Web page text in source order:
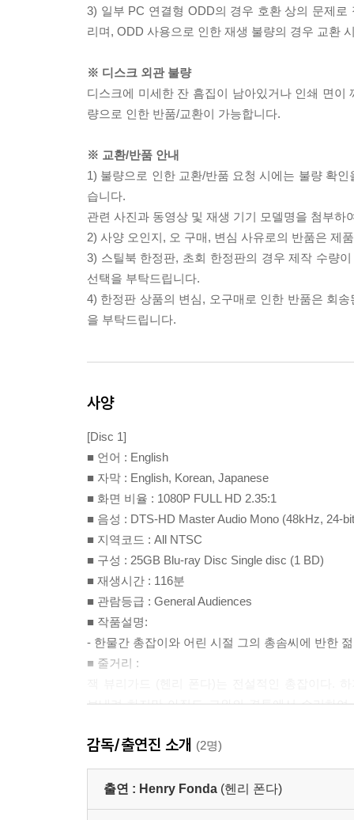
3) 일부 PC 연결형 ODD의 경우 호환 상의 문제
리며, ODD 사용으로 인한 재생 불량의 경우 교환
※ 디스크 외관 불량
디스크에 미세한 잔 흠집이 남아있거나 인쇄 면
량으로 인한 반품/교환이 가능합니다.
※ 교환/반품 안내
1) 불량으로 인한 교환/반품 요청 시에는 불량 확
습니다.
관련 사진과 동영상 및 재생 기기 모델명을 첨부하
2) 사양 오인지, 오 구매, 변심 사유로의 반품은 제
3) 스틸북 한정판, 초회 한정판의 경우 제작 수량
선택을 부탁드립니다.
4) 한정판 상품의 변심, 오구매로 인한 반품은 회
을 부탁드립니다.
사양
[Disc 1]
■ 언어 : English
■ 자막 : English, Korean, Japanese
■ 화면 비율 : 1080P FULL HD 2.35:1
■ 음성 : DTS-HD Master Audio Mono (48kHz, 24-
■ 지역코드 : All NTSC
■ 구성 : 25GB Blu-ray Disc Single disc (1 BD)
■ 재생시간 : 116분
■ 관람등급 : General Audiences
■ 작품설명:
- 한물간 총잡이와 어린 시절 그의 총솜씨에 반한
■ 줄거리 :
보내려 하지만 아직도 그와의 결투에서 승리하
고용됐지만, 잭을 도와 150명의 무법자를 매우
잭에게 마지막 결투를 신청한다.
[Disc 2]
감독/출연진 소개 (2명)
출연 : Henry Fonda (헨리 폰다)